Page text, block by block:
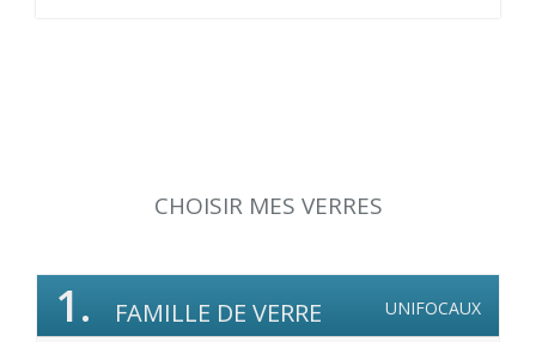
CHOISIR MES VERRES
UNIFOCAUX
1. FAMILLE DE VERRE